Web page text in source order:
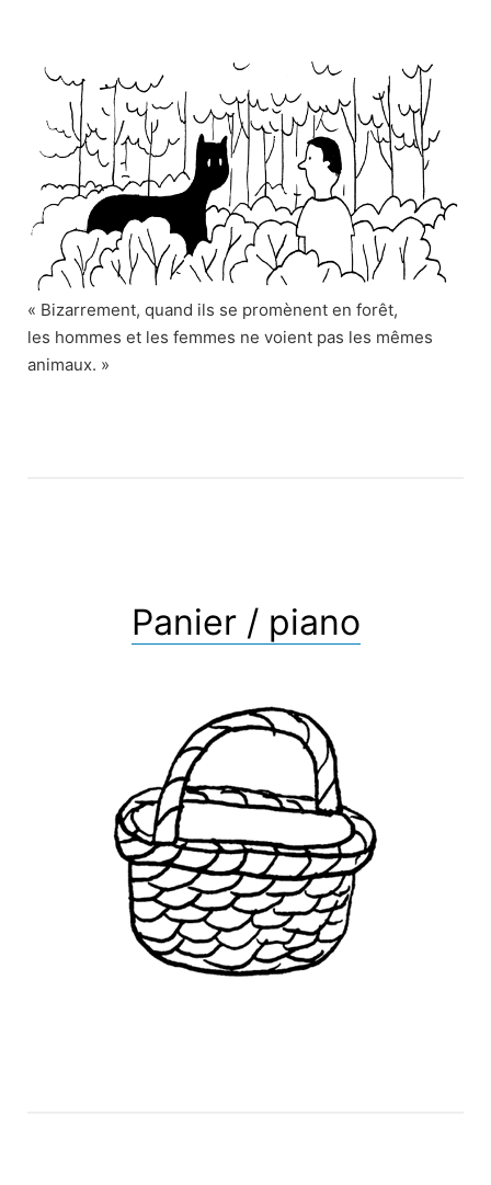
« Bizarrement, quand ils se promènent en forêt,
les hommes et les femmes ne voient pas les mêmes
animaux. »
Panier / piano